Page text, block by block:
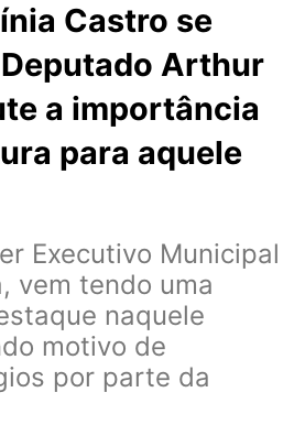
Castro se
Arthur
a importância
para aquele
Executivo Municipal
vem tendo uma
naquele
motivo de
por parte da